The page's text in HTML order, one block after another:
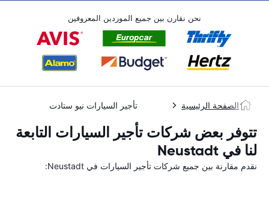
نحن نقارن بين جميع الموردين المعروفين
الصفحة الرئيسية تأجير السيارات نيو ستادت
تتوفر بعض شركات تأجير السيارات التابعة
لنا في Neustadt
نقدم مقارنة بين جميع شركات تأجير السيارات في Neustadt: